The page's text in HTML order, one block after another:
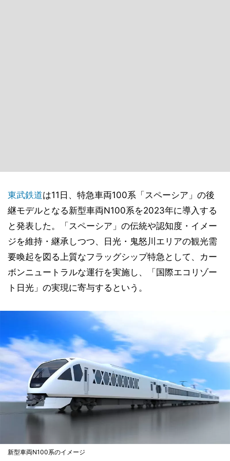
東武鉄道は11日、特急車両100系「スペーシア」の後
継モデルとなる新型車両N100系を2023年に導入する
と発表した。「スペーシア」の伝統や認知度・イメー
ジを維持・継承しつつ、日光・鬼怒川エリアの観光需
要喚起を図る上質なフラッグシップ特急として、カー
ボンニュートラルな運行を実施し、「国際エコリゾー
ト日光」の実現に寄与するという。
新型車両N100系のイメージ